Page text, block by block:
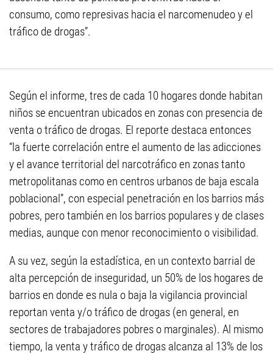
consumo, como represivas hacia el narcomenudeo y el
tráfico de drogas”.
Según el informe, tres de cada 10 hogares donde habitan
niños se encuentran ubicados en zonas con presencia de
venta o tráfico de drogas. El reporte destaca entonces
“la fuerte correlación entre el aumento de las adicciones
y el avance territorial del narcotráfico en zonas tanto
metropolitanas como en centros urbanos de baja escala
poblacional”, con especial penetración en los barrios más
pobres, pero también en los barrios populares y de clases
medias, aunque con menor reconocimiento o visibilidad.
A su vez, según la estadística, en un contexto barrial de
alta percepción de inseguridad, un 50% de los hogares de
barrios en donde es nula o baja la vigilancia provincial
reportan venta y/o tráfico de drogas (en general, en
sectores de trabajadores pobres o marginales). Al mismo
tiempo, la venta y tráfico de drogas alcanza al 13% de los